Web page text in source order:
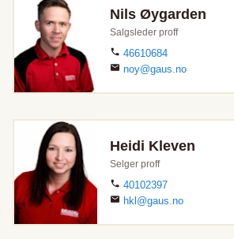
Nils Øygarden
Salgsleder proff
46610684
noy@gaus.no
Heidi Kleven
Selger proff
40102397
hkl@gaus.no